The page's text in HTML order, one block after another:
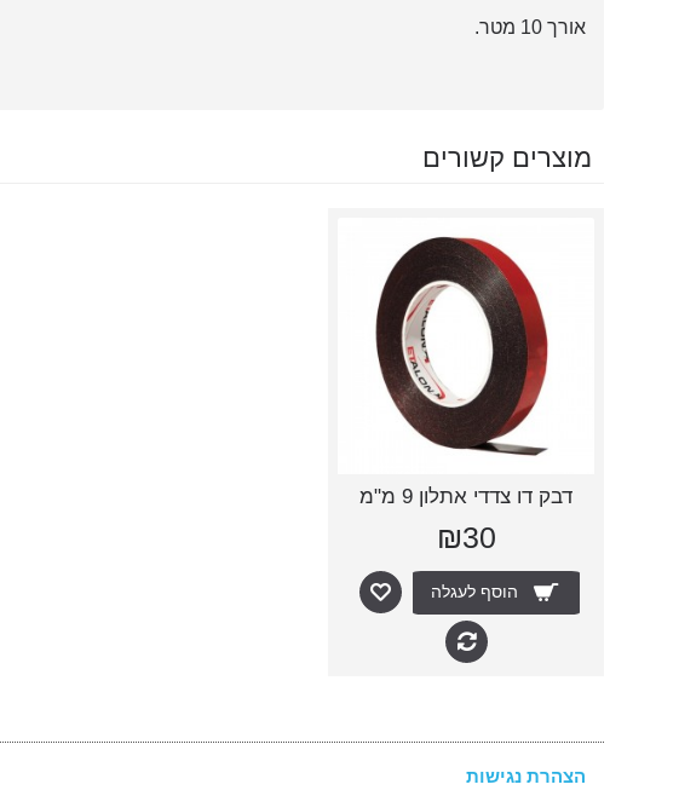
אורך 10 מטר.
מוצרים קשורים
דבק דו צדדי אתלון 9 מ"מ
₪30
הוסף לעגלה
הצהרת נגישות